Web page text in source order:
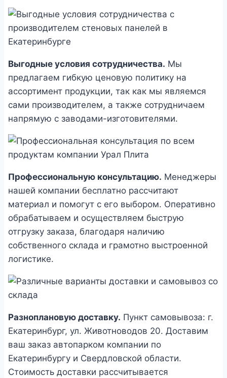
Выгодные условия сотрудничества. Мы
предлагаем гибкую ценовую политику на
ассортимент продукции, так как мы являемся
сами производителем, а также сотрудничаем
напрямую с заводами-изготовителями.
Профессиональную консультацию. Менеджеры
нашей компании бесплатно рассчитают
материал и помогут с его выбором. Оперативно
обрабатываем и осуществляем быструю
отгрузку заказа, благодаря наличию
собственного склада и грамотно выстроенной
логистике.
Разноплановую доставку. Пункт самовывоза: г.
Екатеринбург, ул. Животноводов 20. Доставим
ваш заказ автопарком компании по
Екатеринбургу и Свердловской области.
Стоимость доставки рассчитывается